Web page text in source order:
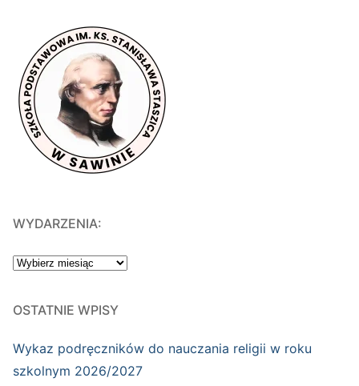
WYDARZENIA:
WYDARZENIA:
OSTATNIE WPISY
Wykaz podręczników do nauczania religii w roku
szkolnym 2026/2027